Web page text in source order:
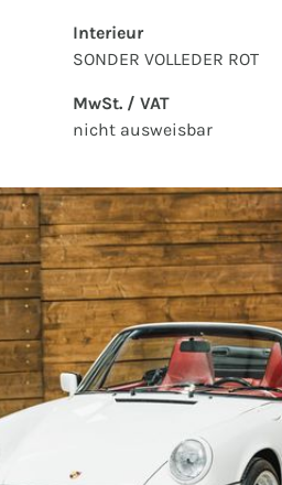
Interieur
SONDER VOLLEDER ROT
MwSt. / VAT
nicht ausweisbar